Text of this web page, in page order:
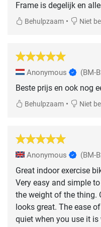
Frame is degelijk en
Behulpzaam • Niet
Anonymous (BM-
Beste prijs en ook nog
Behulpzaam • Niet
Anonymous (BM-
Great indoor exercise
Very easy and simple
the weight of the thing.
looks great. The ease
quiet when you use it